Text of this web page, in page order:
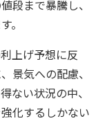
段まで暴騰し、
。
上げ予想に反
景気への配慮、
ない状況の中、
化するしかない